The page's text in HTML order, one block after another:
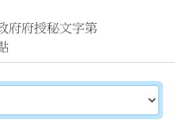
府府授秘文字第